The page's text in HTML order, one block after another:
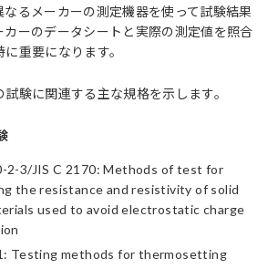
るメーカーの測定機器を使って試験結果
カーのデータシートと実際の測定値を照合
重要になります。
験に関連する主な規格を示します。
2-3/JIS C 2170: Methods of test for
the resistance and resistivity of solid
used to avoid electrostatic charge
Testing methods for thermosetting